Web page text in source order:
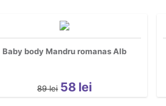
Baby body Mandru romanas Alb
89 lei 58 lei